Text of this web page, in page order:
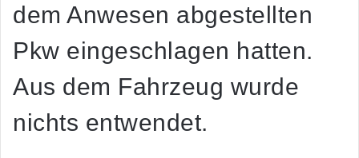
dem Anwesen abgestellten
Pkw eingeschlagen hatten.
Aus dem Fahrzeug wurde
nichts entwendet.